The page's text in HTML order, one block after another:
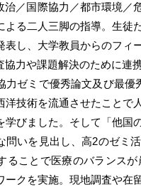
治／国際協力／都市環境
よる二人三脚の指導。生
表し、大学教員からのフ
協力や課題解決のために
ゼミで優秀論文及び最優
洋技術を流通させたこと
学びました。そして「他
問いを見出し、高2のゼミ
ることで医療のバランス
ークを実施。現地調査や